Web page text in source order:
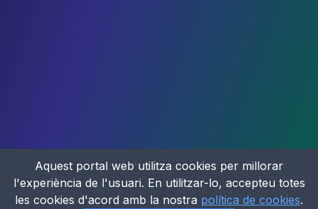
Aquest portal web utilitza cookies per millorar
l'experiència de l'usuari. En utilitzar-lo, accepteu totes
les cookies d'acord amb la nostra política de cookies.